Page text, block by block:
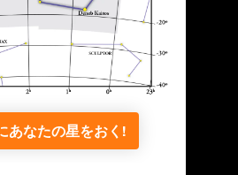
あなたの星をおく!